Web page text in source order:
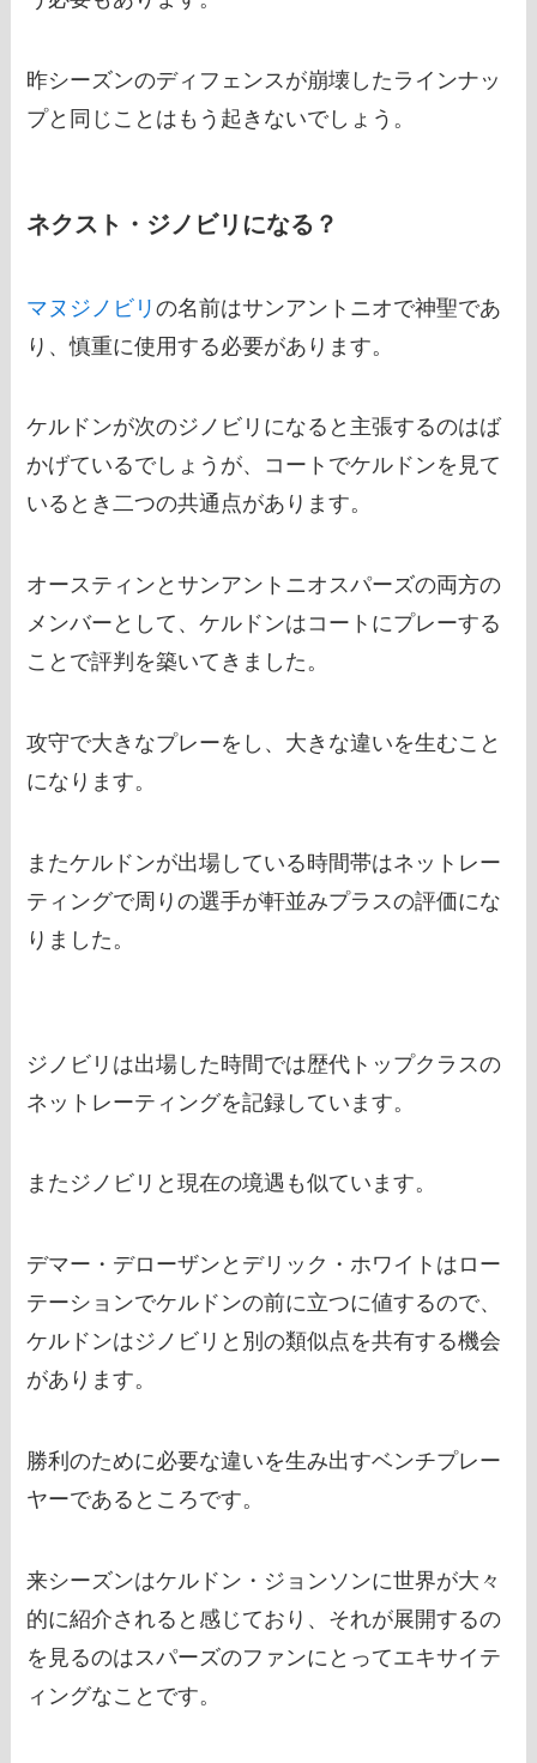
昨シーズンのディフェンスが崩壊したラインナッ
プと同じことはもう起きないでしょう。
ネクスト・ジノビリになる？
マヌジノビリの名前はサンアントニオで神聖であ
り、慎重に使用する必要があります。
ケルドンが次のジノビリになると主張するのはば
かげているでしょうが、コートでケルドンを見て
いるとき二つの共通点があります。
オースティンとサンアントニオスパーズの両方の
メンバーとして、ケルドンはコートにプレーする
ことで評判を築いてきました。
攻守で大きなプレーをし、大きな違いを生むこと
になります。
またケルドンが出場している時間帯はネットレー
ティングで周りの選手が軒並みプラスの評価にな
りました。
ジノビリは出場した時間では歴代トップクラスの
ネットレーティングを記録しています。
またジノビリと現在の境遇も似ています。
デマー・デローザンとデリック・ホワイトはロー
テーションでケルドンの前に立つに値するので、
ケルドンはジノビリと別の類似点を共有する機会
があります。
勝利のために必要な違いを生み出すベンチプレー
ヤーであるところです。
来シーズンはケルドン・ジョンソンに世界が大々
的に紹介されると感じており、それが展開するの
を見るのはスパーズのファンにとってエキサイテ
ィングなことです。